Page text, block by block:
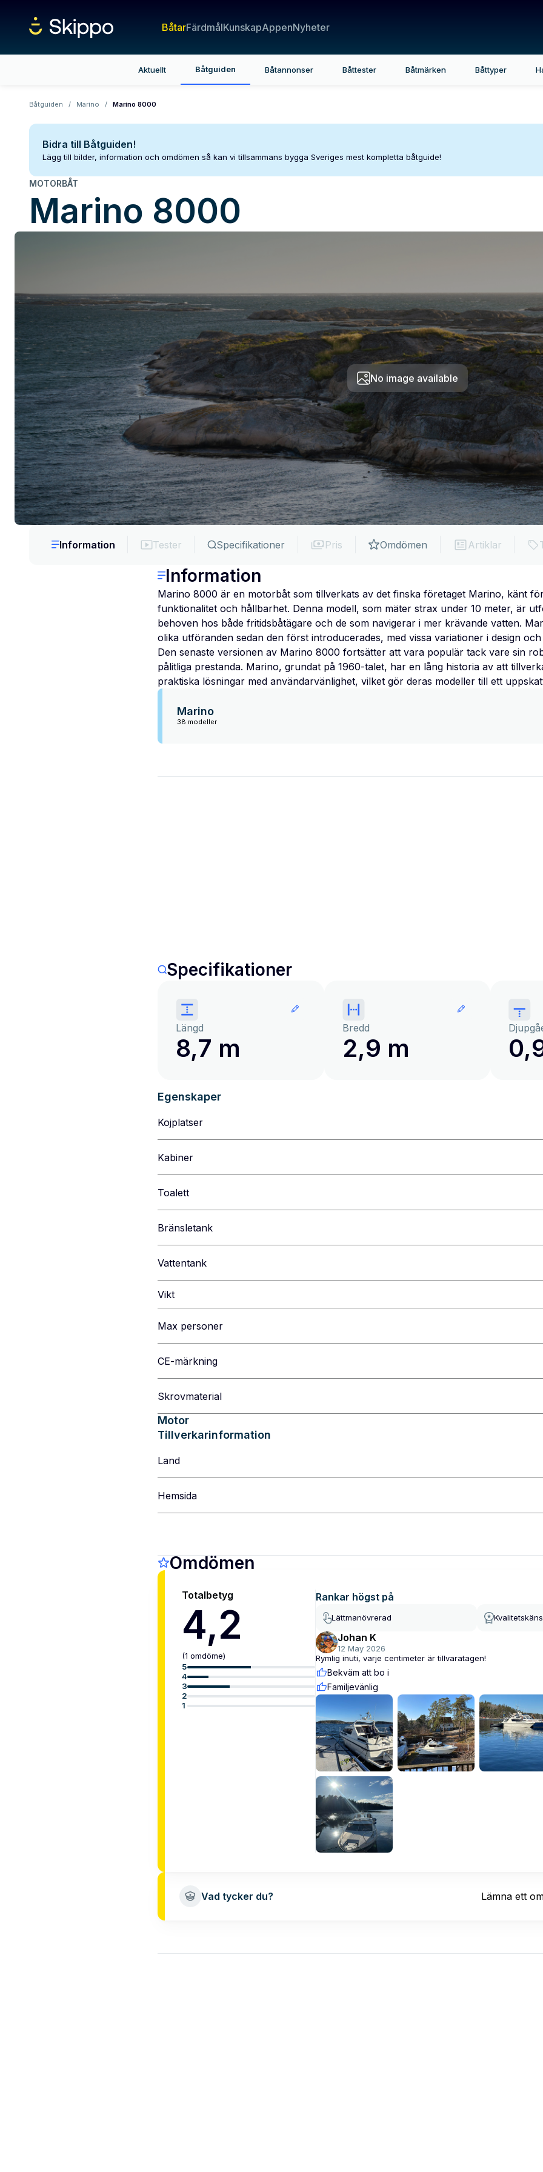
BåtarFärdmålKunskapAppenNyheter
Aktuellt Båtguiden Båtannonser Båttester Båtmärken Båttyper
Båtguiden / Marino / Marino 8000
Bidra till Båtguiden!
Lägg till bilder, information och omdömen så kan vi tillsammans bygga Sveriges mest kompletta båtguide!
MOTORBÅT
Marino 8000
No image available
Information Tester Specifikationer Pris Omdömen Artiklar
Information
Marino 8000 är en motorbåt som tillverkats av det finska företaget Marino, känt
funktionalitet och hållbarhet. Denna modell, som mäter strax under 10 meter, är
behoven hos både fritidsbåtägare och de som navigerar i mer krävande vatten.
olika utföranden sedan den först introducerades, med vissa variationer i design
Den senaste versionen av Marino 8000 fortsätter att vara populär tack vare sin
pålitliga prestanda. Marino, grundat på 1960-talet, har en lång historia av att
praktiska lösningar med användarvänlighet, vilket gör deras modeller till ett
Marino
38 modeller
Specifikationer
Längd
8,7 m
Bredd
2,9 m
Egenskaper
Kojplatser
Kabiner
Toalett
Bränsletank
Vattentank
Vikt
Max personer
CE-märkning
Skrovmaterial
Motor
Tillverkarinformation
Land
Hemsida
Omdömen
Totalbetyg
4,2
(1 omdöme)
5
4
3
2
1
Rankar högst på
Lättmanövrerad
Johan K
12 May 2026
Rymlig inuti, varje centimeter är tillvaratagen!
Bekväm att bo i
Familjevänlig
Vad tycker du? Lämna ett